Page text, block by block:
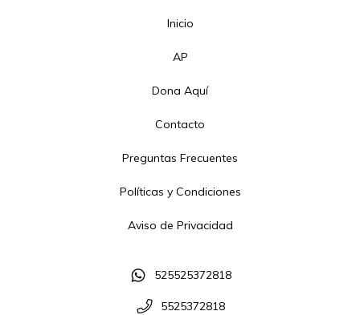
Inicio
AP
Dona Aquí
Contacto
Preguntas Frecuentes
Políticas y Condiciones
Aviso de Privacidad
525525372818
5525372818